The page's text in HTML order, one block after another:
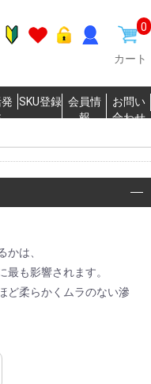
0
カート
SKU登録 会員情
報
お問い
合わせ
かは、
も影響されます。
ど柔らかくムラのない滲